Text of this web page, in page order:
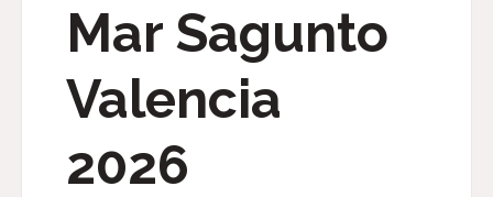
Mar Sagunto
Valencia
2026